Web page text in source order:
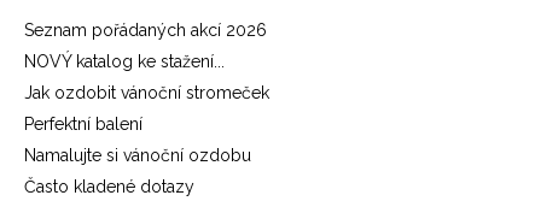
Seznam pořádaných akcí 2026
NOVÝ katalog ke stažení...
Jak ozdobit vánoční stromeček
Perfektní balení
Namalujte si vánoční ozdobu
Často kladené dotazy